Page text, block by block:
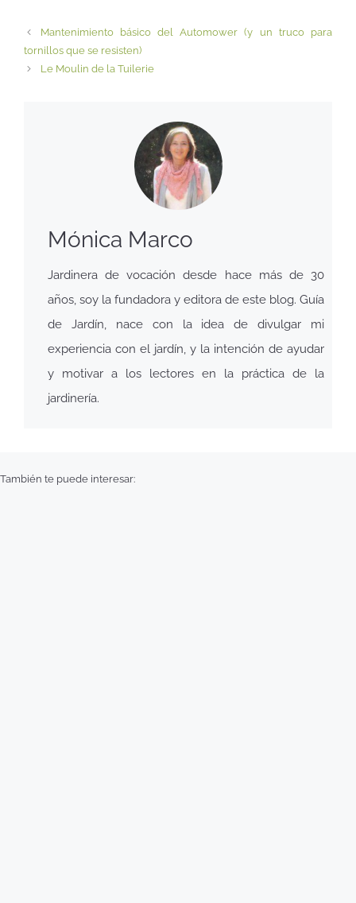
Mantenimiento básico del Automower (y un truco para
tornillos que se resisten)
Le Moulin de la Tuilerie
Mónica Marco
Jardinera de vocación desde hace más de 30
años, soy la fundadora y editora de este blog. Guía
de Jardín, nace con la idea de divulgar mi
experiencia con el jardín, y la intención de ayudar
y motivar a los lectores en la práctica de la
jardinería.
También te puede interesar: